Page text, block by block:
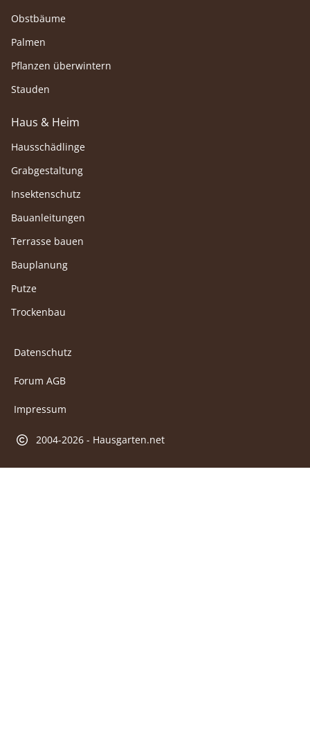
Obstbäume
Palmen
Pflanzen überwintern
Stauden
Haus & Heim
Hausschädlinge
Grabgestaltung
Insektenschutz
Bauanleitungen
Terrasse bauen
Bauplanung
Putze
Trockenbau
Datenschutz
Forum AGB
Impressum
2004-2026 - Hausgarten.net